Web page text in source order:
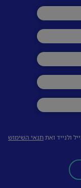
ולנייד ואתתנאי השימוש